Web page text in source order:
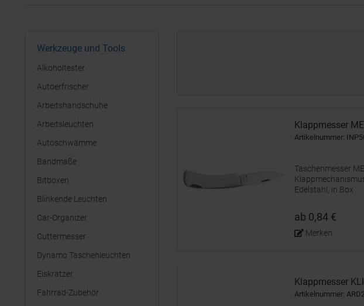
Werkzeuge und Tools
Alkoholtester
Autoerfrischer
Arbeitshandschuhe
Arbeitsleuchten
Autoschwämme
Bandmaße
Bitboxen
Blinkende Leuchten
Car-Organizer
Cuttermesser
Dynamo Taschenleuchten
Eiskratzer
Fahrrad-Zubehör
Klappmesser
Artikelnummer:
Taschenmesser
Edelstahl, in Box
ab 0,84 €
Merken
Klappmesser
Artikelnummer: